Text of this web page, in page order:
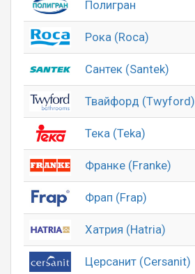
Полигран
Рока (Roca)
Сантек (Santek)
Твайфорд (Twyford)
Тека (Teka)
Франке (Franke)
Фрап (Frap)
Хатрия (Hatria)
Церсанит (Cersanit)